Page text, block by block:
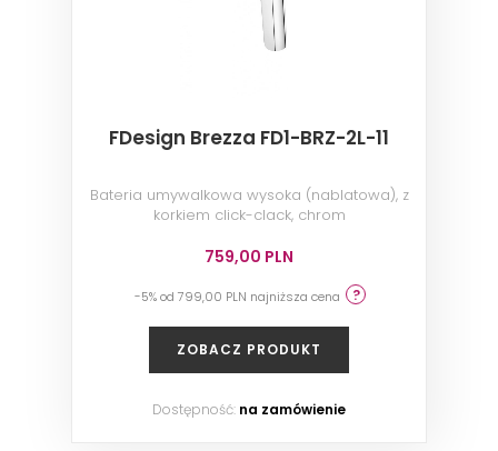
FDesign Brezza FD1-BRZ-2L-11
Bateria umywalkowa wysoka (nablatowa), z
korkiem click-clack, chrom
759,00 PLN
-5% od 799,00 PLN najniższa cena
ZOBACZ PRODUKT
Dostępność: na zamówienie